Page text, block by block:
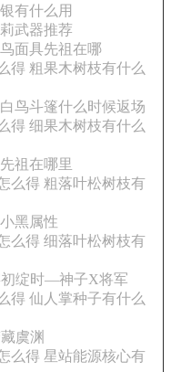
有什么用
武器推荐
面具先祖在哪
得 粗果木树枝有什么
鸟斗篷什么时候返场
得 细果木树枝有什么
祖在哪里
么得 粗落叶松树枝有
黑属性
么得 细落叶松树枝有
初绽时—神子X将军
得 仙人掌种子有什么
虞渊
么得 星站能源核心有